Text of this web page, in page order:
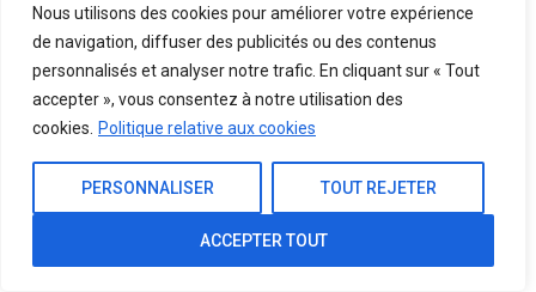
Nous utilisons des cookies pour améliorer votre expérience
de navigation, diffuser des publicités ou des contenus
personnalisés et analyser notre trafic. En cliquant sur « Tout
accepter », vous consentez à notre utilisation des
cookies.
Politique relative aux cookies
PERSONNALISER TOUT REJETER
ACCEPTER TOUT
Updo élégant
cheveux sont aussi lisses et droits que
n’avez pas les cheveux raides. Faites-le avec